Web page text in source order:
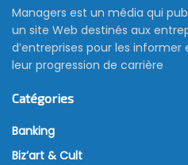
Managers est un média qui
un site Web destinés aux
d’entreprises pour les
leur progression de carrière
Catégories
Banking
Biz’art & Cult